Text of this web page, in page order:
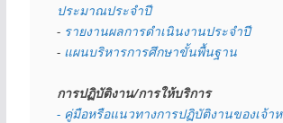
ประมาณประจำปี
- รายงานผลการดำเนินงานประจำปี
- แผนบริหารการศึกษาขั้นพื้นฐาน
การปฏิบัติงาน/การให้บริการ
- คู่มือหรือแนวทางการปฏิบัติงานของเจ้า